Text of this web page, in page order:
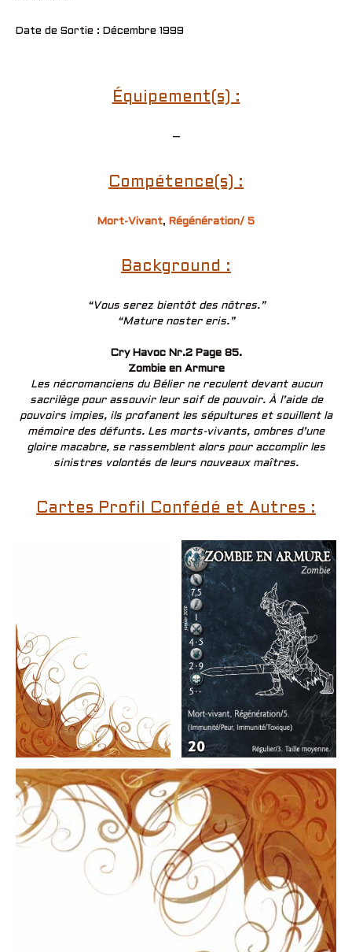
Date de Sortie : Décembre 1999
Équipement(s) :
–
Compétence(s) :
Mort-Vivant, Régénération/ 5
Background :
“Vous serez bientôt des nôtres.”
“Mature noster eris.”
Cry Havoc Nr.2 Page 85.
Zombie en Armure
Les nécromanciens du Bélier ne reculent devant aucun
sacrilège pour assouvir leur soif de pouvoir. À l’aide de
pouvoirs impies, ils profanent les sépultures et souillent la
mémoire des défunts. Les morts-vivants, ombres d’une
gloire macabre, se rassemblent alors pour accomplir les
sinistres volontés de leurs nouveaux maîtres.
Cartes Profil Confédé et Autres :